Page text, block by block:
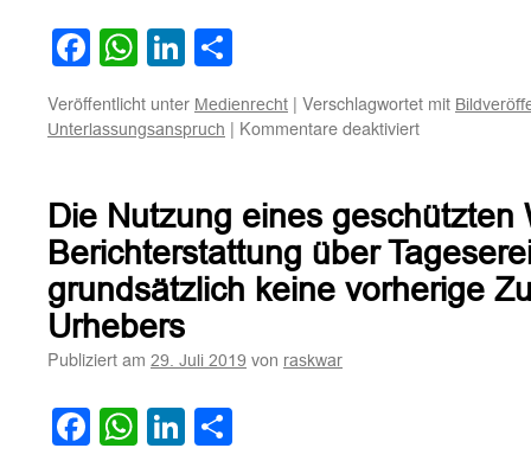
Facebook
WhatsApp
LinkedIn
Veröffentlicht unter Medienrecht | Verschlagwortet mit
Unterlassungsanspruch | Kommentare deaktiviertfür
zweier
mit
abgedruckter
Textpassage
Die Nutzung eines geschützten
Berichterstattung über
grundsätzlich keine vorherige
Urhebers
Publiziert am 29. Juli 2019 von raskwar
Facebook
WhatsApp
LinkedIn